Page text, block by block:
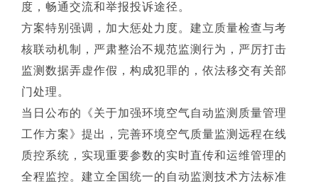
度，畅通交流和举报投诉途径。
方案特别强调，加大惩处力度。建立质量检查与考
核联动机制，严肃整治不规范监测行为，严厉打击
监测数据弄虚作假，构成犯罪的，依法移交有关部
门处理。
当日公布的《关于加强环境空气自动监测质量管理
工作方案》提出，完善环境空气质量监测远程在线
质控系统，实现重要参数的实时直传和运维管理的
全程监控。建立全国统一的自动监测技术方法标准